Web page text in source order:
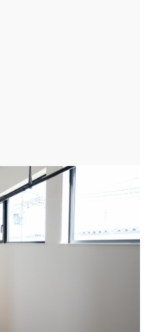
して活用。床に面したル
りと暖気を取り込む。